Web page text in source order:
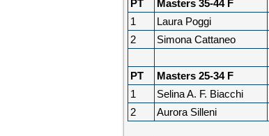
PT
Masters 35-44 F
1
Laura Poggi
2
Simona Cattaneo
PT
Masters 25-34 F
1
Selina A. F. Biacchi
2
Aurora Silleni